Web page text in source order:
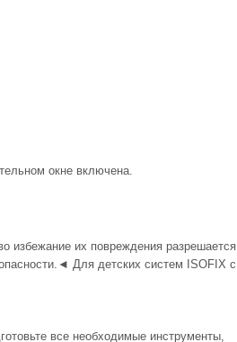
окне включена.
избежание их повреждения разрешается
Для детских систем ISOFIX с
все необходимые инструменты,